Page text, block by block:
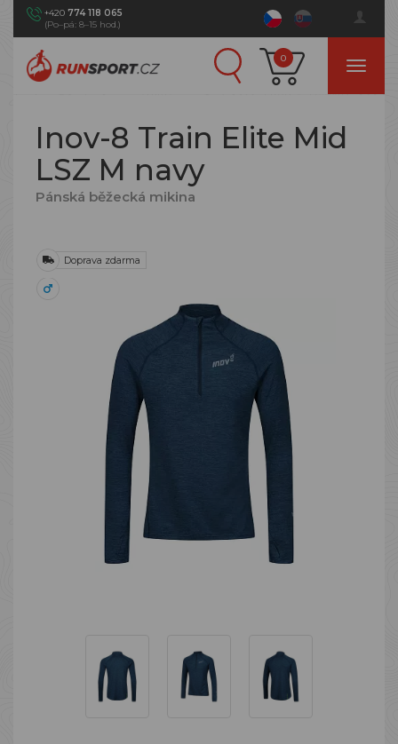
+420 774 118 065
(Po–pá: 8–15 hod.)
0
Inov-8 Train Elite Mid
LSZ M navy
Pánská běžecká mikina
Doprava zdarma